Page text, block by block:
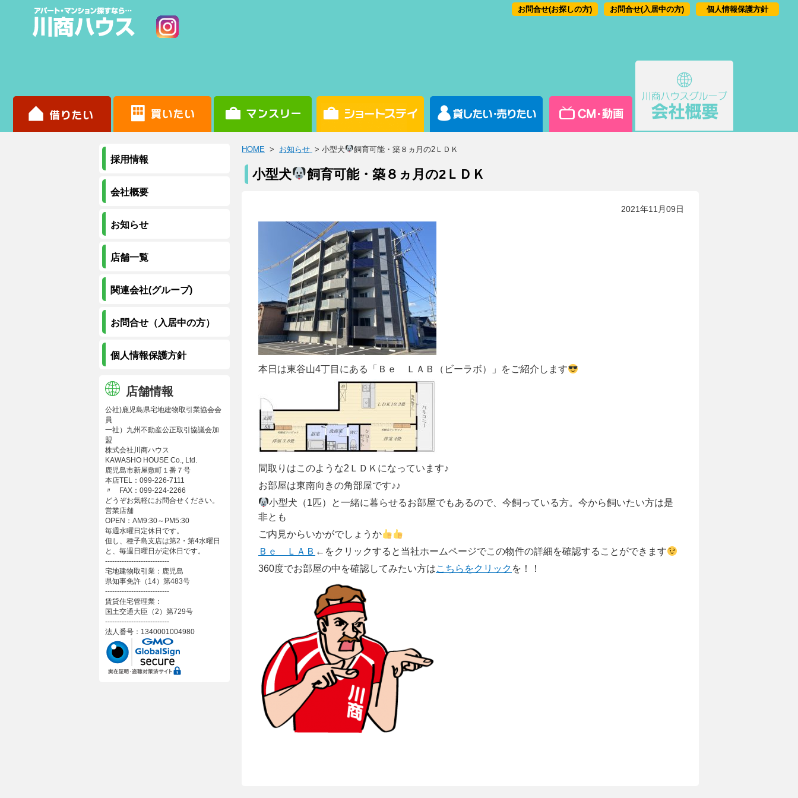
個人情報保護方針
お問合せ(入居中の方)
お問合せ(お探しの方)
HOME > お知らせ > 小型犬 飼育可能・築８ヵ月の2ＬＤＫ
小型犬 飼育可能・築８ヵ月の2ＬＤＫ
2021年11月09日
本日は東谷山4丁目にある「Ｂｅ ＬＡＢ（ビーラボ）」をご紹介します
間取りはこのような2ＬＤＫになっています♪
お部屋は東南向きの角部屋です♪♪
小型犬（1匹）と一緒に暮らせるお部屋でもあるので、今飼っている方。今から飼いたい方は是
非とも
ご内見からいかがでしょうか
Ｂｅ ＬＡＢ ←をクリックすると当社ホームページでこの物件の詳細を確認することができます
360度でお部屋の中を確認してみたい方はこちらをクリック を！！
採用情報
会社概要
お知らせ
店舗一覧
関連会社(グループ)
お問合せ（入居中の方）
個人情報保護方針
店舗情報
公社)鹿児島県宅地建物取引業協会会
員
一社）九州不動産公正取引協議会加
盟
株式会社川商ハウス
KAWASHO HOUSE Co., Ltd.
鹿児島市新屋敷町１番７号
本店TEL：099-226-7111
〃 FAX：099-224-2266
どうぞお気軽にお問合せください。
営業店舗
OPEN：AM9:30～PM5:30
毎週水曜日定休日です。
但し、種子島支店は第2・第4水曜日
と、毎週日曜日が定休日です。
---------------------------
宅地建物取引業：鹿児島
県知事免許（14）第483号
---------------------------
賃貸住宅管理業：
国土交通大臣（2）第729号
---------------------------
法人番号：1340001004980